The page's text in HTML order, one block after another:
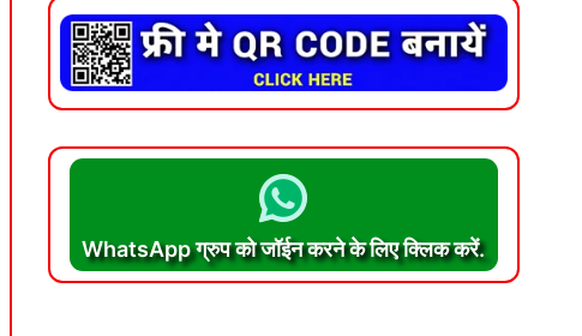
WhatsApp ग्रुप को जॉईन करने के लिए क्लिक करें.